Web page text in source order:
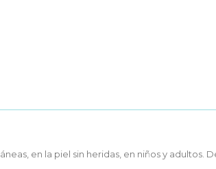
en la piel sin heridas, en niños y adultos.